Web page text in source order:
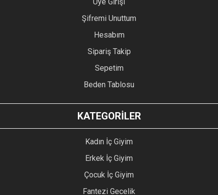
Şifremi Unuttum
Hesabım
Sipariş Takip
Sepetim
Beden Tablosu
KATEGORİLER
Kadın İç Giyim
Erkek İç Giyim
Çocuk İç Giyim
Fantezi Gecelik